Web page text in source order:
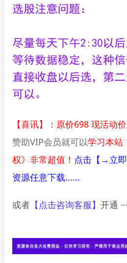
【喜讯】：原价698 现活动
赞助VIP会员就可以学习本站
权》非常超值！ 点击【→立
资源任意下载......
或者 【点击咨询客服】 开通 ···